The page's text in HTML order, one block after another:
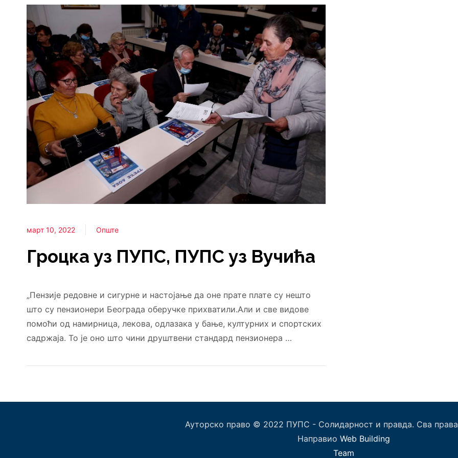
март 10, 2022 Опште
Гроцка уз ПУПС, ПУПС уз Вучића
„Пензије редовне и сигурне и настојање да оне прате плате су нешто
што су пензионери Београда оберучке прихватили.Али и све видове
помоћи од намирница, лекова, одлазака у бање, културних и спортских
садржаја. То је оно што чини друштвени стандард пензионера …
Ауторско право © 2022 ПУПС - Солидарност и правда. Сва
Направио Web Building
Team